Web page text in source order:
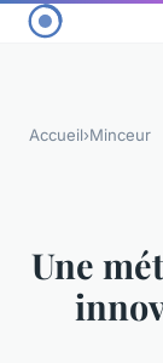
Accueil›Minceur
Une